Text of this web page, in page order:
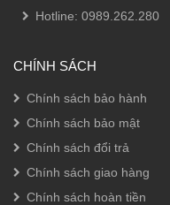
Hotline: 0989.262.280
CHÍNH SÁCH
Chính sách bảo hành
Chính sách bảo mật
Chính sách đổi trả
Chính sách giao hàng
Chính sách hoàn tiền